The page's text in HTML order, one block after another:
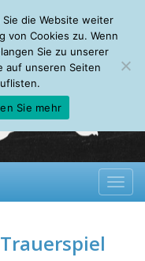
Leseempfehlungen FAQ
die Website weiter
von Cookies zu. Wenn
Sie zu unserer
auf unseren Seiten
Sie mehr